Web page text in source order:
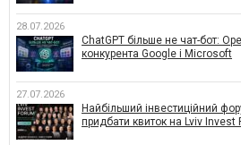
28.07.2026
ChatGPT більше не чат-бот:
конкурента Google і Microsoft
27.07.2026
Найбільший інвестиційний
придбати квиток на Lviv Invest